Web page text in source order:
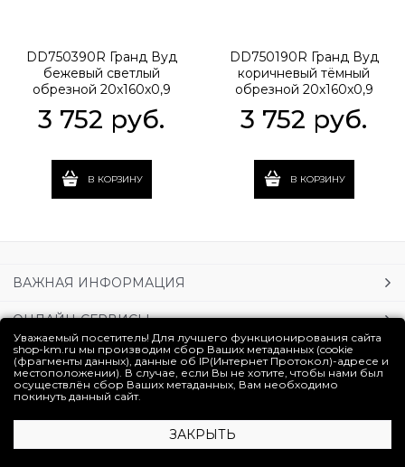
DD750390R Гранд Вуд
бежевый светлый
обрезной 20x160x0,9
3 752 руб.
В КОРЗИНУ
DD750190R Гранд Вуд
коричневый тёмный
обрезной 20x160x0,9
3 752 руб.
В КОРЗИНУ
ВАЖНАЯ ИНФОРМАЦИЯ
ОНЛАЙН-СЕРВИСЫ
УСЛУГИ
ЛИЧНЫЙ КАБИНЕТ
Полная версия сайта
Уважаемый посетитель! Для лучшего функционирования сайта
shop-km.ru мы производим сбор Ваших метаданных (cookie
(фрагменты данных), данные об IP(Интернет Протокол)-адресе и
местоположении). В случае, если Вы не хотите, чтобы нами был
осуществлён сбор Ваших метаданных, Вам необходимо
покинуть данный сайт.
ЗАКРЫТЬ